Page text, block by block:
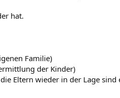
hat.
Familie)
der Kinder)
Eltern wieder in der Lage sind